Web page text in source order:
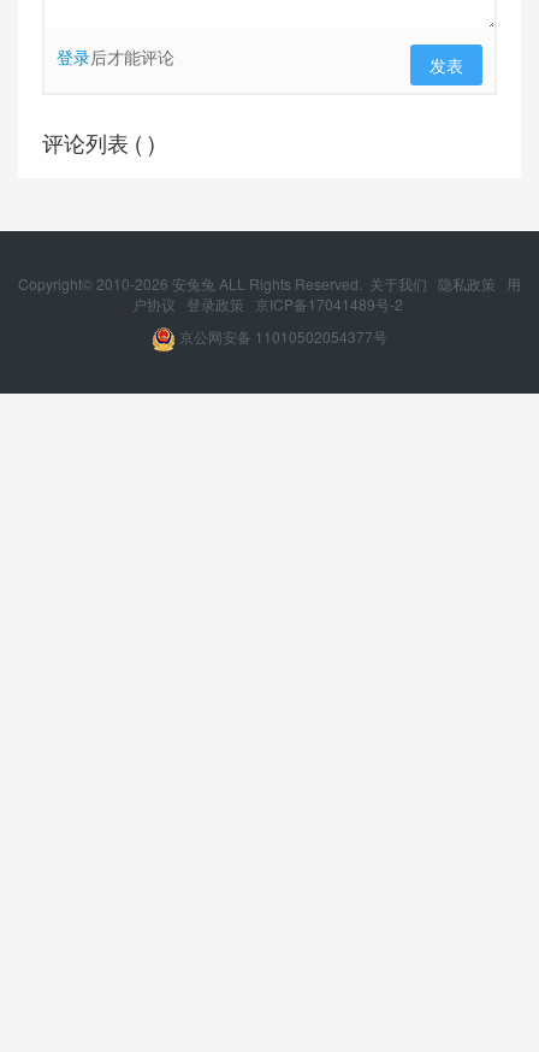
登录后才能评论 发表
评论列表 ( )
Copyright© 2010-2026 安兔兔 ALL Rights Reserved. 关于我们 隐私政策
用
户协议
登录政策
京ICP备17041489号-2
京公网安备 11010502054377号